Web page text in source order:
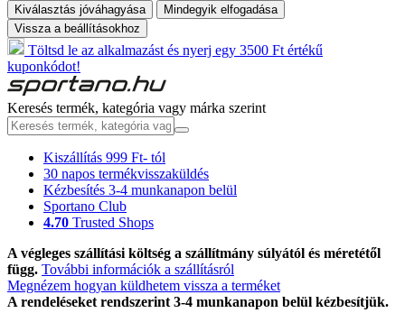
Kiválasztás jóváhagyása
Mindegyik elfogadása
Vissza a beállításokhoz
Töltsd le az alkalmazást és nyerj egy 3500 Ft értékű
kuponkódot!
Keresés termék, kategória vagy márka szerint
Kiszállítás 999 Ft- tól
30 napos termékvisszaküldés
Kézbesítés 3-4 munkanapon belül
Sportano Club
4.70 Trusted Shops
A végleges szállítási költség a szállítmány súlyától és méretétől
függ. További információk a szállításról
Megnézem hogyan küldhetem vissza a terméket
A rendeléseket rendszerint 3-4 munkanapon belül kézbesítjük.